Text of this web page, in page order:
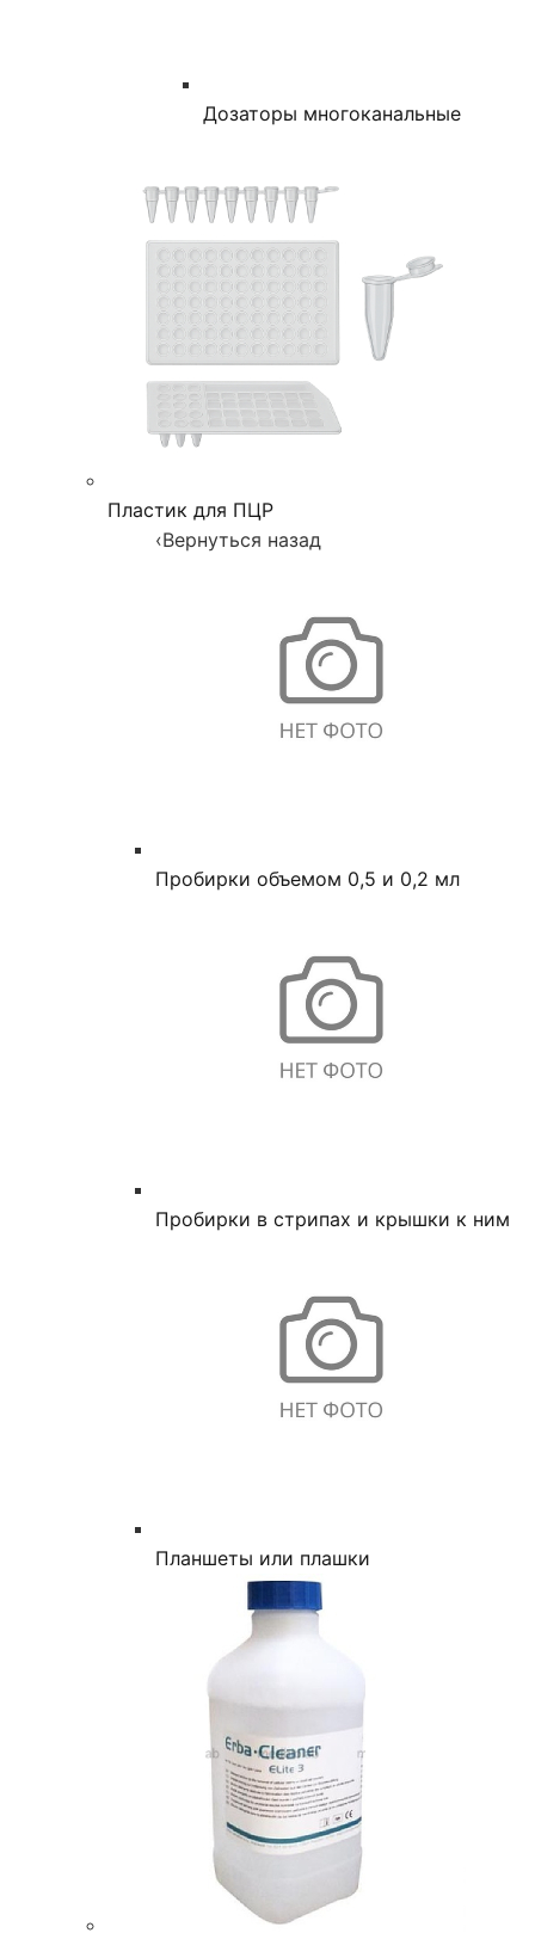
Дозаторы многоканальные
Пластик для ПЦР
‹Вернуться назад
Пробирки объемом 0,5 и 0,2 мл
Пробирки в стрипах и крышки к ним
Планшеты или плашки